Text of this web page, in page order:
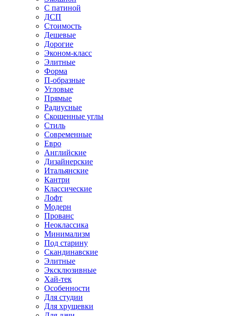
С патиной
ДСП
Стоимость
Дешевые
Дорогие
Эконом-класс
Элитные
Форма
П-образные
Угловые
Прямые
Радиусные
Скошенные углы
Стиль
Современные
Евро
Английские
Дизайнерские
Итальянские
Кантри
Классические
Лофт
Модерн
Прованс
Неоклассика
Минимализм
Под старину
Скандинавские
Элитные
Эксклюзивные
Хай-тек
Особенности
Для студии
Для хрущевки